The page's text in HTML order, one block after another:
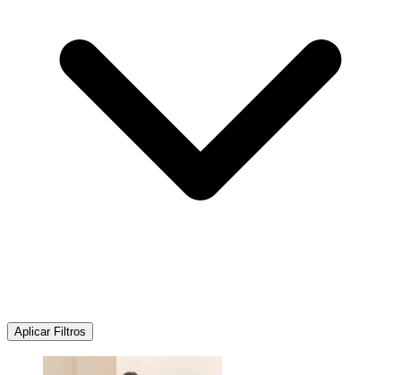
Aplicar Filtros